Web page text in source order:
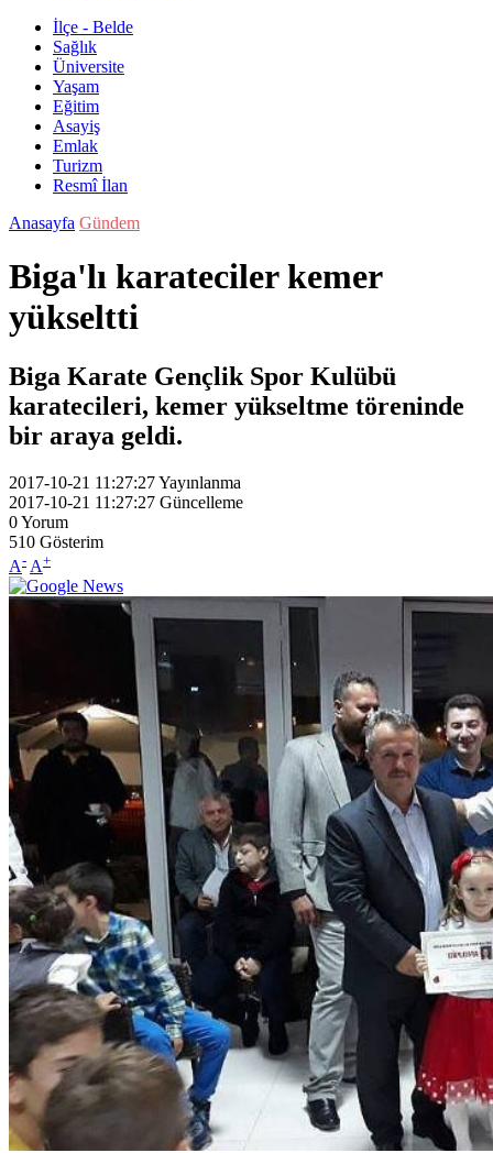
İlçe - Belde
Sağlık
Üniversite
Yaşam
Eğitim
Asayiş
Emlak
Turizm
Resmî İlan
Anasayfa Gündem
Biga'lı karateciler kemer
yükseltti
Biga Karate Gençlik Spor Kulübü
karatecileri, kemer yükseltme töreninde
bir araya geldi.
2017-10-21 11:27:27Yayınlanma
2017-10-21 11:27:27 Güncelleme
0Yorum
510 Gösterim
A- A+